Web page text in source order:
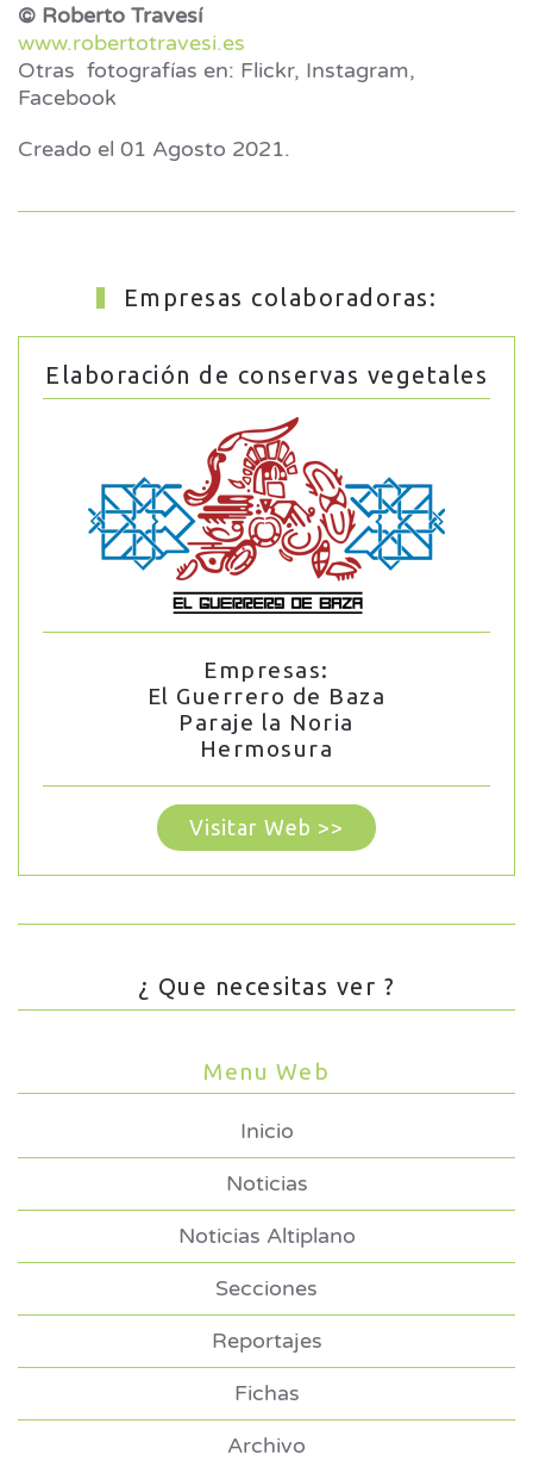
© Roberto Travesí
www.robertotravesi.es
Otras fotografías en: Flickr, Instagram,
Facebook
Creado el 01 Agosto 2021.
Empresas colaboradoras:
Elaboración de conservas vegetales
Empresas:
El Guerrero de Baza
Paraje la Noria
Hermosura
Visitar Web >>
¿ Que necesitas ver ?
Menu Web
Inicio
Noticias
Noticias Altiplano
Secciones
Reportajes
Fichas
Archivo